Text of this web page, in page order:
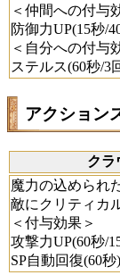
＜仲間への付与
防御力UP(15秒/
＜自分への付与
ステルス(60秒/3
アクション
クラ
魔力の込められ
敵にクリティカ
＜付与効果＞
攻撃力UP(60秒/
SP自動回復(60秒)